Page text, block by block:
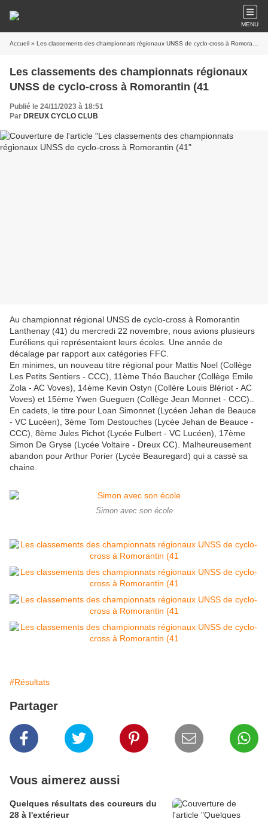
MENU
Accueil » Les classements des championnats régionaux UNSS de cyclo-cross à Romorantin (41
Les classements des championnats régionaux
UNSS de cyclo-cross à Romorantin (41
Publié le 24/11/2023 à 18:51
Par DREUX CYCLO CLUB
Au championnat régional UNSS de cyclo-cross à Romorantin
Lanthenay (41) du mercredi 22 novembre, nous avions plusieurs
Euréliens qui représentaient leurs écoles. Une année de
décalage par rapport aux catégories FFC.
En minimes, un nouveau titre régional pour Mattis Noel (Collège
Les Petits Sentiers - CCC), 11ème Théo Baucher (Collège Emile
Zola - AC Voves), 14ème Kevin Ostyn (Collère Louis Blériot - AC
Voves) et 15ème Ywen Gueguen (Collège Jean Monnet - CCC)..
En cadets, le titre pour Loan Simonnet (Lycéen Jehan de Beauce
- VC Lucéen), 3ème Tom Destouches (Lycée Jehan de Beauce -
CCC), 8ème Jules Pichot (Lycée Fulbert - VC Lucéen), 17ème
Simon De Gryse (Lycée Voltaire - Dreux CC). Malheureusement
abandon pour Arthur Porier (Lycée Beauregard) qui a cassé sa
chaine.
Simon avec son école
#Résultats
Partager
Vous aimerez aussi
Quelques résultats des coureurs du
28 à l'extérieur